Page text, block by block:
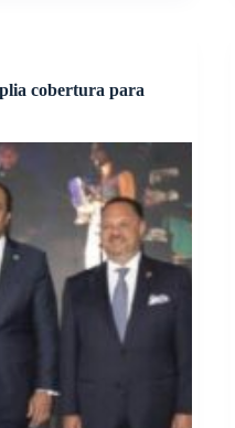
cobertura para